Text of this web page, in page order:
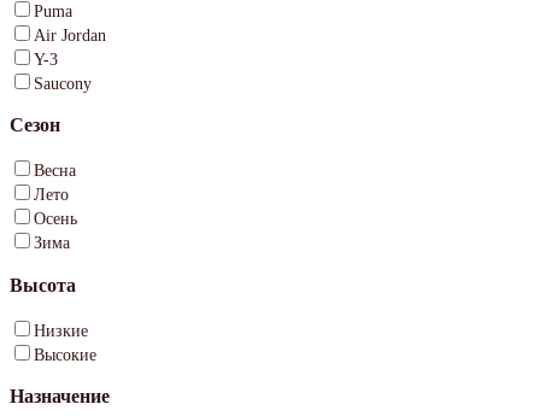
Puma
Air Jordan
Y-3
Saucony
Сезон
Весна
Лето
Осень
Зима
Высота
Низкие
Высокие
Назначение